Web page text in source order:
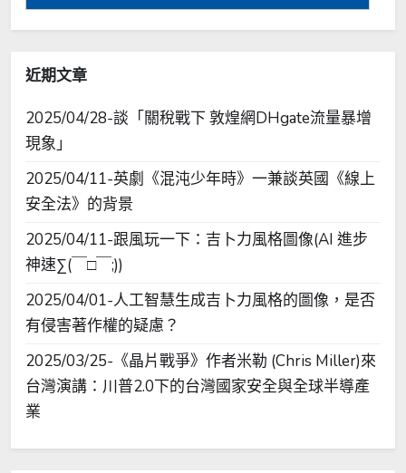
近期文章
2025/04/28-談「關稅戰下 敦煌網DHgate流量暴增
現象」
2025/04/11-英劇《混沌少年時》一兼談英國《線上
安全法》的背景
2025/04/11-跟風玩一下：吉卜力風格圖像(AI 進步
神速∑(￣□￣;))
2025/04/01-人工智慧生成吉卜力風格的圖像，是否
有侵害著作權的疑慮？
2025/03/25-《晶片戰爭》作者米勒 (Chris Miller)來
台灣演講：川普2.0下的台灣國家安全與全球半導產
業